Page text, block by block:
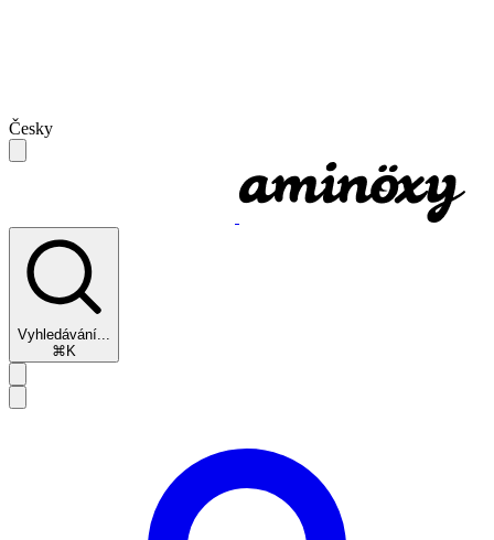
Česky
Vyhledávání...
⌘K